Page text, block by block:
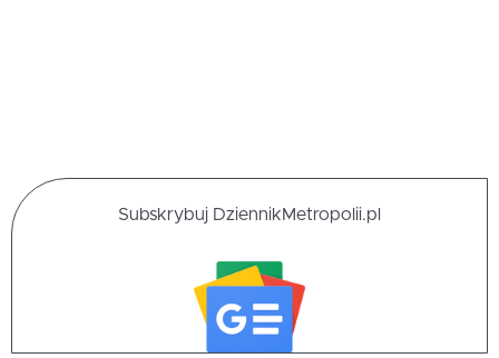
Subskrybuj DziennikMetropolii.pl